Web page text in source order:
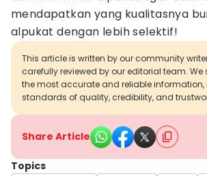
mendapatkan yang kualitasnya
alpukat dengan lebih selektif!
This article is written by our community
carefully reviewed by our editorial team. We
the most accurate and reliable information,
standards of quality, credibility, and
Share Article
Topics